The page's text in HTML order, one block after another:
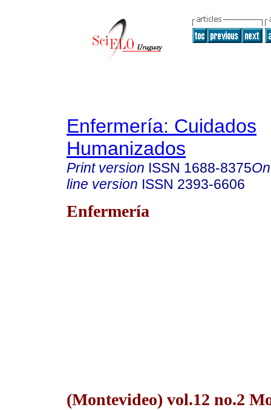
Enfermería: Cuidados
Humanizados
Print version ISSN 1688-8375
line version ISSN 2393-6606
Enfermería
(Montevideo) vol.12 no.2